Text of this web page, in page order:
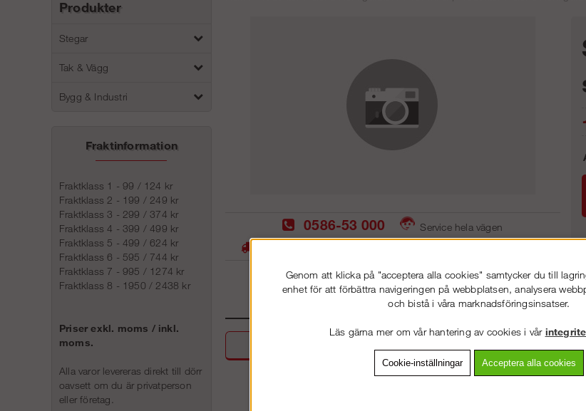
Produkter
Stegar
Tak & Vägg
Bygg & Industri
Fraktinformation
Fraktklass 1 - 99 / 124 kr
Fraktklass 2 - 199 / 249 kr
Fraktklass 3 - 299 / 374 kr
Fraktklass 4 - 399 / 499 kr
Fraktklass 5 - 499 / 624 kr
Fraktklass 6 - 595 / 744 kr
Fraktklass 7 - 995 / 1274 kr
Fraktklass 8 - 1950 / 2438 kr
Priser exkl. moms / inkl.
moms.
Alla varor levereras direkt till dörr
oavsett om du är privatperson
eller företag.
0586-53 000
Service hela vägen
Detaljerad info
Genom att klicka på "acceptera alla cookies" samtycker du till
enhet för att förbättra navigeringen på webbplatsen, analysera
och bistå i våra marknadsföringsinsatser.
Läs gärna mer om vår hantering av cookies i vår
Cookie-inställningar Acceptera alla cookies
VÄLKOMMEN TILL